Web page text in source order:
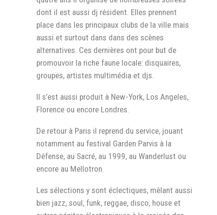
dont il est aussi dj résident. Elles prennent
place dans les principaux clubs de la ville mais
aussi et surtout dans dans des scènes
alternatives. Ces dernières ont pour but de
promouvoir la riche faune locale: disquaires,
groupes, artistes multimédia et djs.
Il s’est aussi produit à New-York, Los Angeles,
Florence ou encore Londres.
De retour à Paris il reprend du service, jouant
notamment au festival Garden Parvis à la
Défense, au Sacré, au 1999, au Wanderlust ou
encore au Mellotron.
Les sélections y sont éclectiques, mêlant aussi
bien jazz, soul, funk, reggae, disco, house et